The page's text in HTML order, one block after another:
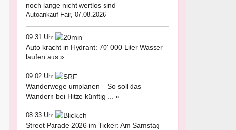
noch lange nicht wertlos sind
Autoankauf Fair, 07.08.2026
09:31 Uhr
Auto kracht in Hydrant: 70' 000 Liter Wasser
laufen aus »
09:02 Uhr
Wanderwege umplanen – So soll das
Wandern bei Hitze künftig ... »
08:33 Uhr
Street Parade 2026 im Ticker: Am Samstag